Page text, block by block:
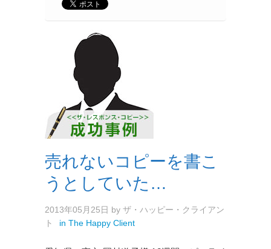
売れないコピーを書こ
うとしていた…
2013年05月25日 by ザ・ハッピー・クライアン
ト
in The Happy Client